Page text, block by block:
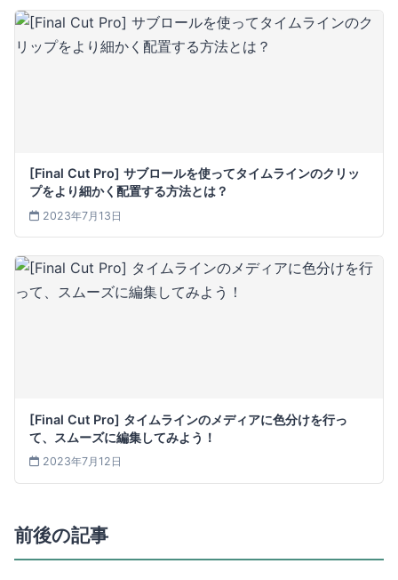
[Final Cut Pro] サブロールを使ってタイムラインのクリッ
プをより細かく配置する方法とは？
2023年7月13日
[Final Cut Pro] タイムラインのメディアに色分けを行っ
て、スムーズに編集してみよう！
2023年7月12日
前後の記事